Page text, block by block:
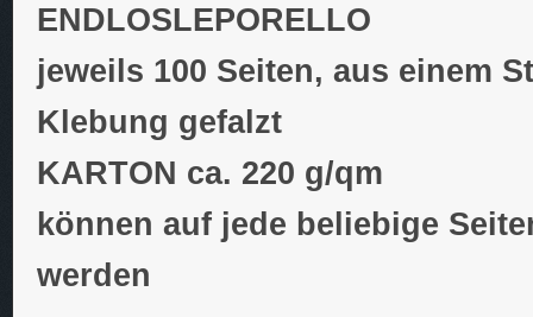
ENDLOSLEPORELLO
jeweils 100 Seiten, aus einem
Klebung gefalzt
KARTON ca. 220 g/qm
können auf jede beliebige
werden